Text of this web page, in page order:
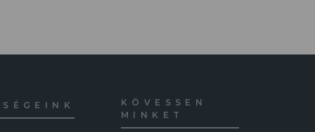
KÖVESSEN
MINKET